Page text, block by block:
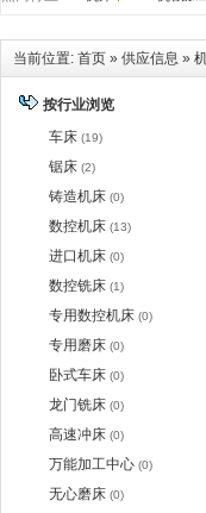
当前位置: 首页 » 供应信息 »
按行业浏览
车床 (19)
锯床 (2)
铸造机床 (0)
数控机床 (13)
进口机床 (0)
数控铣床 (1)
专用数控机床 (0)
专用磨床 (0)
卧式车床 (0)
龙门铣床 (0)
高速冲床 (0)
万能加工中心 (0)
无心磨床 (0)